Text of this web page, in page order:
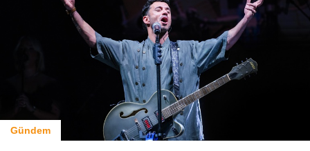
Gündem